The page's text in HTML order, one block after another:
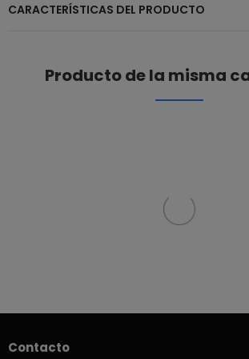
CARACTERÍSTICAS DEL PRODUCTO
Producto de la misma
Contacto